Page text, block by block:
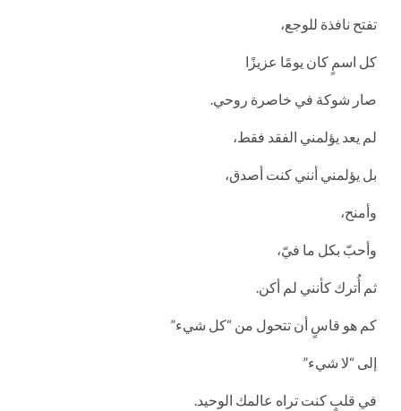
تفتح نافذة للوجع،
كل اسمٍ كان يومًا عزيزًا
صار شوكة في خاصرة روحي.
لم يعد يؤلمني الفقد فقط،
بل يؤلمني أنني كنت أصدق،
وأمنح،
وأحبّ بكل ما فيّ،
ثم أُترك كأنني لم أكن.
كم هو قاسٍ أن تتحول من “كل شيء”
إلى “لا شيء”
في قلبٍ كنت تراه عالمك الوحيد.